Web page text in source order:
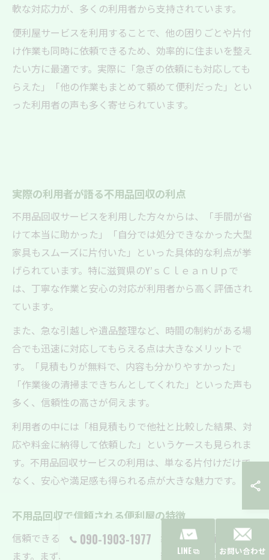
軟な対応力が、多くの利用者から支持されています。
便利屋サービスを利用することで、他の困りごとや片付
け作業も同時に依頼できるため、効率的に住まいを整え
たい方に最適です。実際に「急ぎの依頼にも対応しても
らえた」「他の作業もまとめて頼めて便利だった」とい
った利用者の声も多く寄せられています。
実際の利用者が語る不用品回収の利点
不用品回収サービスを利用した方々からは、「手間が省
けて本当に助かった」「自分では処分できなかった大型
家具もスムーズに片付いた」といった具体的な利点が挙
げられています。特に滋賀県のY’ｓＣｌｅａｎＵｐで
は、丁寧な作業と安心の対応が利用者から高く評価され
ています。
また、急な引越しや遺品整理など、時間の制約がある場
合でも迅速に対応してもらえる点は大きなメリットで
す。「見積もりが無料で、内容も分かりやすかった」
「作業後の清掃まできちんとしてくれた」といった声も
多く、信頼性の高さが伺えます。
利用者の中には「相見積もりで他社と比較した結果、対
応や料金に納得して依頼した」というケースも見られま
す。不用品回収サービスの利用は、単なる片付けだけで
なく、安心や満足感も得られる点が大きな魅力です。
不用品回収で信頼される便利屋の特徴
信頼できる不用品回収の便利屋には共通した特徴があり
ます。まず、丁寧なヒアリングを行い、お客様の要望を
090-1903-1977
LINE お問い合わせ